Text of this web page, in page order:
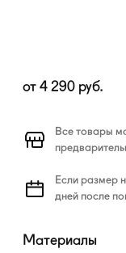
от 4 290 руб.
Все товары
Если размер
дней после
Материалы